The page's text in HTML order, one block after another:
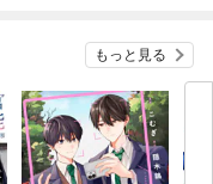
もっと見る